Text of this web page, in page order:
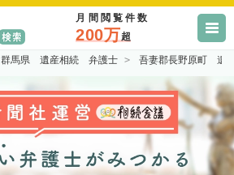
月間閲覧件数
200万超
群馬県 遺産相続 弁護士 吾妻郡長野原町 遺